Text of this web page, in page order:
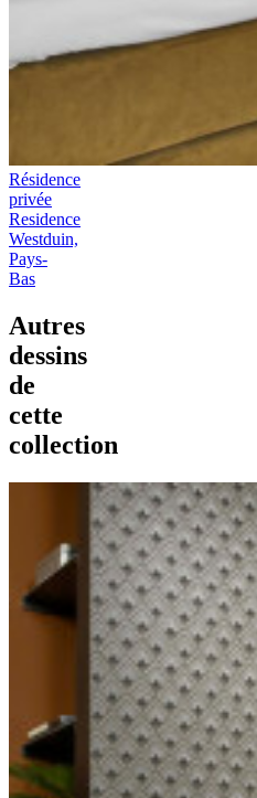
Résidence
privée
Residence
Westduin,
Pays-
Bas
Autres
dessins
de
cette
collection